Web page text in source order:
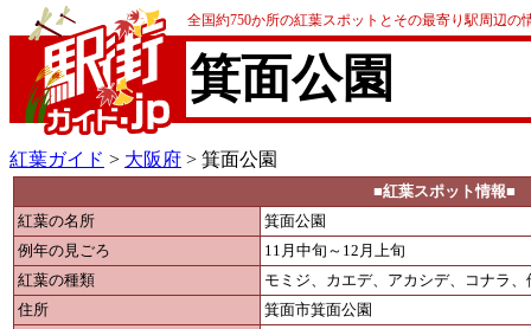
全国約750か所の紅葉スポットとその最寄り駅周辺の
箕面公園
紅葉ガイド > 大阪府 > 箕面公園
■紅葉スポット情報■
紅葉の名所
箕面公園
例年の見ごろ
11月中旬～12月上旬
紅葉の種類
モミジ、カエデ、アカシデ、コナラ、
住所
箕面市箕面公園